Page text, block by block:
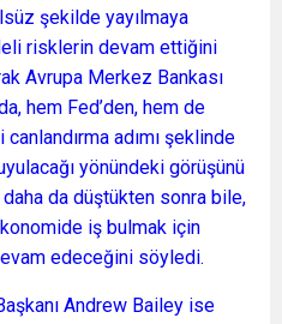
şekilde yayılmaya
risklerin devam ettiğini
Avrupa Merkez Bankası
hem Fed’den, hem de
adımı şeklinde
yönündeki görüşünü
da düştükten sonra bile,
iş bulmak için
edeceğini söyledi.
Andrew Bailey ise